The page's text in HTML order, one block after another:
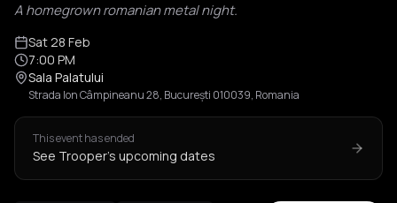
A homegrown romanian metal night.
Sat 28 Feb
7:00 PM
Sala Palatului
Strada Ion Câmpineanu 28, București 010039, Romania
This event has ended
See Trooper's upcoming dates